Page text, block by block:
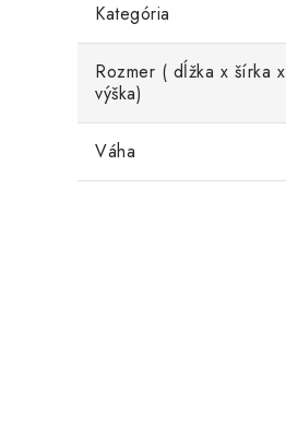
Kategória
Rozmer ( dĺžka x šírka x
výška)
Váha